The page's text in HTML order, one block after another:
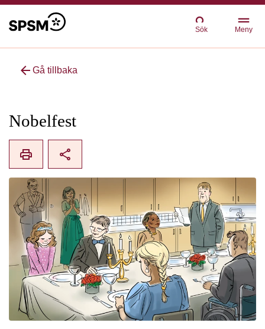
Sök Meny
arrow_back Gå tillbaka
Nobelfest
print share